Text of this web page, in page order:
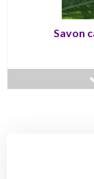
Savon